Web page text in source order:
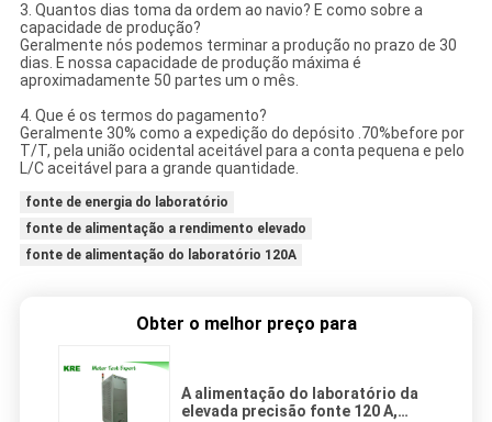
3. Quantos dias toma da ordem ao navio? E como sobre a
capacidade de produção?
Geralmente nós podemos terminar a produção no prazo de 30
dias. E nossa capacidade de produção máxima é
aproximadamente 50 partes um o mês.
4. Que é os termos do pagamento?
Geralmente 30% como a expedição do depósito .70%before por
T/T, pela união ocidental aceitável para a conta pequena e pelo
L/C aceitável para a grande quantidade.
fonte de energia do laboratório
fonte de alimentação a rendimento elevado
fonte de alimentação do laboratório 120A
Obter o melhor preço para
A alimentação do laboratório da
elevada precisão fonte 120 A,